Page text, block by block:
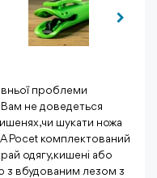
проблеми
Вам не доведеться
чи шукати ножа
Pocet комплектований
одягу, кишені або
з вбудованим лезом з